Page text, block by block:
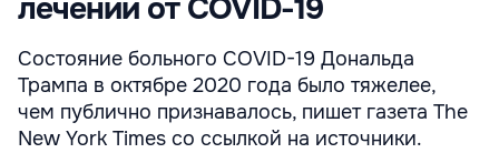
лечении от COVID-19
Состояние больного COVID-19 Дональда
Трампа в октябре 2020 года было тяжелее,
чем публично признавалось, пишет газета The
New York Times со ссылкой на источники.